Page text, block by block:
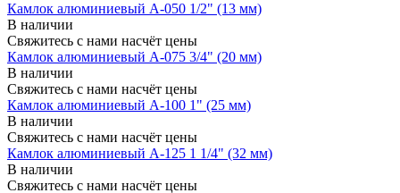
Камлок алюминиевый A-050 1/2" (13 мм)
В наличии
Свяжитесь с нами насчёт цены
Камлок алюминиевый A-075 3/4" (20 мм)
В наличии
Свяжитесь с нами насчёт цены
Камлок алюминиевый A-100 1" (25 мм)
В наличии
Свяжитесь с нами насчёт цены
Камлок алюминиевый A-125 1 1/4" (32 мм)
В наличии
Свяжитесь с нами насчёт цены